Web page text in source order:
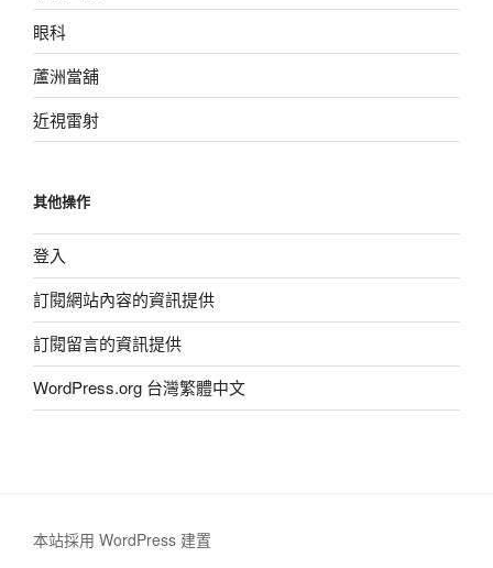
眼科
蘆洲當舖
近視雷射
其他操作
登入
訂閱網站內容的資訊提供
訂閱留言的資訊提供
WordPress.org 台灣繁體中文
本站採用 WordPress 建置